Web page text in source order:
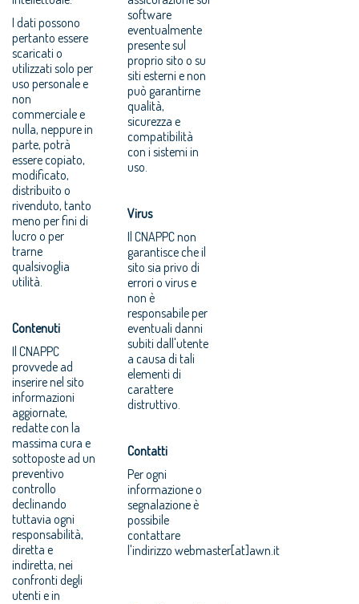
I dati possono
pertanto essere
scaricati o
utilizzati solo per
uso personale e
non
commerciale e
nulla, neppure in
parte, potrà
essere copiato,
modificato,
distribuito o
rivenduto, tanto
meno per fini di
lucro o per
trarne
qualsivoglia
utilità.
Contenuti
Il CNAPPC
provvede ad
inserire nel sito
informazioni
aggiornate,
redatte con la
massima cura e
sottoposte ad un
preventivo
controllo
declinando
tuttavia ogni
responsabilità,
diretta e
indiretta, nei
confronti degli
utenti e in
software
eventualmente
presente sul
proprio sito o su
siti esterni e non
può garantirne
qualità,
sicurezza e
compatibilità
con i sistemi in
uso.
Virus
Il CNAPPC non
garantisce che il
sito sia privo di
errori o virus e
non è
responsabile per
eventuali danni
subiti dall'utente
a causa di tali
elementi di
carattere
distruttivo.
Contatti
Per ogni
informazione o
segnalazione è
possibile
contattare
l'indirizzo webmaster[at]awn.it